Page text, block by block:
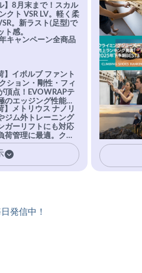
】8月末まで！スカル
クト VSR LV。軽く柔
。新ラスト(足型)で
ト感。
キャンペーン全商品
イボルブ ファント
ション・剛性・フィ
頂点！EVOWRAPテ
のエッジング性能を
バーEvo-74はTRAX
力で極小ホールドに
メトリウス ナノリ
ジム外トレーニング
ガーリフトにも対応
荷管理に最適。クラ
気で鍛えるギア。
発信中！